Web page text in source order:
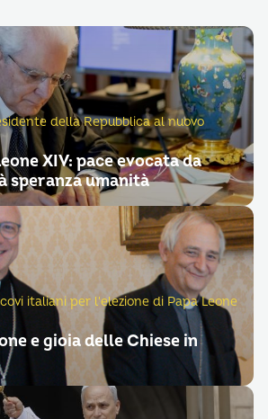
della Repubblica al nuovo
XIV: pace evocata da
speranza umanità
italiani per l'elezione di Papa Leone
e gioia delle Chiese in